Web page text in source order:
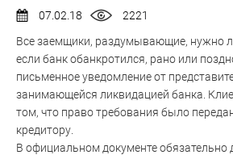
07.02.18
2221
Все заемщики, раздумывающие, нужно
если банк обанкротился, рано или
письменное уведомление от
занимающейся ликвидацией банка.
том, что право требования было
кредитору.
В официальном документе